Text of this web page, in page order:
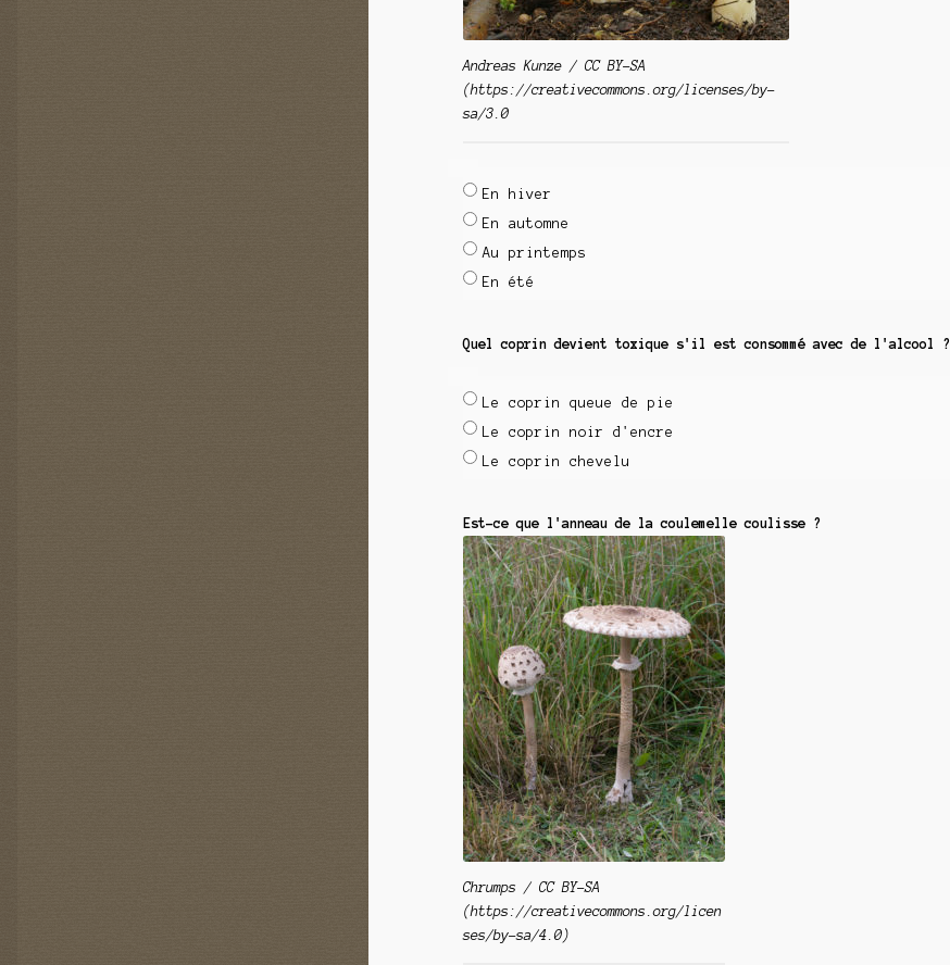
Andreas Kunze / CC BY-SA
(https://creativecommons.org/licenses/by-
sa/3.0
En hiver
En automne
Au printemps
En été
Quel coprin devient toxique s'il est consommé avec de l'alcool ?
Le coprin queue de pie
Le coprin noir d'encre
Le coprin chevelu
Est-ce que l'anneau de la coulemelle coulisse ?
Chrumps / CC BY-SA
(https://creativecommons.org/licen
ses/by-sa/4.0)